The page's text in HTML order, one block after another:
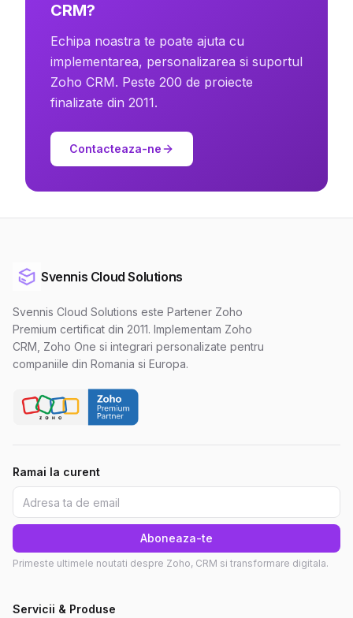
CRM?
Echipa noastra te poate ajuta cu
implementarea, personalizarea si suportul
Zoho CRM. Peste 200 de proiecte
finalizate din 2011.
Contacteaza-ne
Svennis Cloud Solutions
Svennis Cloud Solutions este Partener Zoho
Premium certificat din 2011. Implementam Zoho
CRM, Zoho One si integrari personalizate pentru
companiile din Romania si Europa.
Ramai la curent
Aboneaza-te
Primeste ultimele noutati despre Zoho, CRM si transformare digitala.
Servicii & Produse